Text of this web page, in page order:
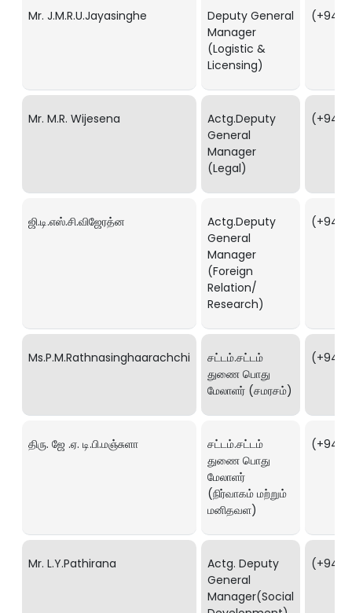
Mr. J.M.R.U.Jayasinghe
Deputy General
Manager
(Logistic &
Licensing)
(+94)
Mr. M.R. Wijesena
Actg.Deputy
General
Manager
(Legal)
(+94)
ஜி.டி.எஸ்.சி.விஜேரத்ன
Actg.Deputy
General
Manager
(Foreign
Relation/
Research)
(+94)
Ms.P.M.Rathnasinghaarachchi
சட்டம்.சட்டம்
துணை பொது
மேலாளர் (சமரசம்)
திரு. ஜே .ஏ. டி.பி.மஞ்சுளா
சட்டம்.சட்டம்
துணை பொது
மேலாளர்
(நிர்வாகம் மற்றும்
மனிதவள)
(+94)
Mr. L.Y.Pathirana
Actg. Deputy
General
Manager(Social
(+94)